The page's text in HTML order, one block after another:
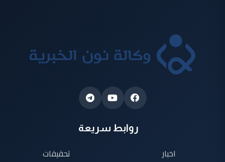
روابط سريعة
اخبار
تحقيقات